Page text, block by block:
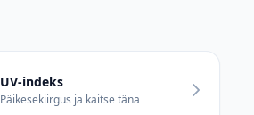
UV-indeks
Päikesekiirgus ja kaitse täna